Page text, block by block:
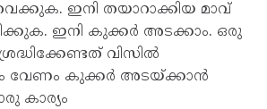
ഇനി തയാറാക്കിയ മാവ്
ഇനി കുക്ക‍ർ അടക്കാം. ഒരു
വിസിൽ
വേണം കുക്കർ അടയ്ക്കാൻ
കാര്യം